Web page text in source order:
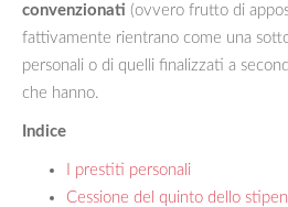
convenzionati (ovvero frutto di
fattivamente rientrano come una
personali o di quelli finalizzati a
che hanno.
Indice
I prestiti personali
Cessione del quinto dello